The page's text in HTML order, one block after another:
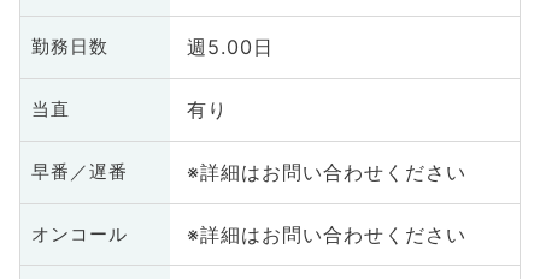
勤務日数 週5.00日
当直 有り
早番／遅番 ※詳細はお問い合わせください
オンコール ※詳細はお問い合わせください